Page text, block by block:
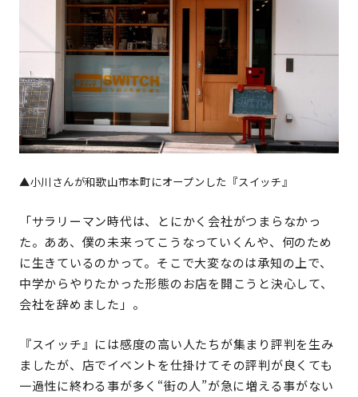
▲小川さんが和歌山市本町にオープンした『スイッチ』
「サラリーマン時代は、とにかく会社がつまらなかっ
た。ああ、僕の未来ってこうなっていくんや、何のため
に生きているのかって。そこで大変なのは承知の上で、
中学からやりたかった形態のお店を開こうと決心して、
会社を辞めました」。
『スイッチ』には感度の高い人たちが集まり評判を生み
ましたが、店でイベントを仕掛けてその評判が良くても
一過性に終わる事が多く“街の人”が急に増える事がない